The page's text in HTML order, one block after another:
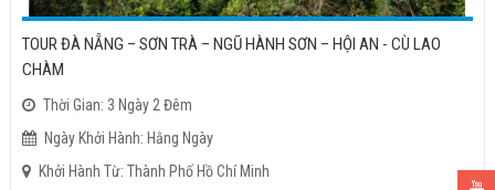
TOUR ĐÀ NẴNG – SƠN TRÀ – NGŨ HÀNH SƠN – HỘI AN - CÙ LAO
CHÀM
Thời Gian: 3 Ngày 2 Đêm
Ngày Khởi Hành: Hằng Ngày
Khởi Hành Từ: Thành Phố Hồ Chí Minh